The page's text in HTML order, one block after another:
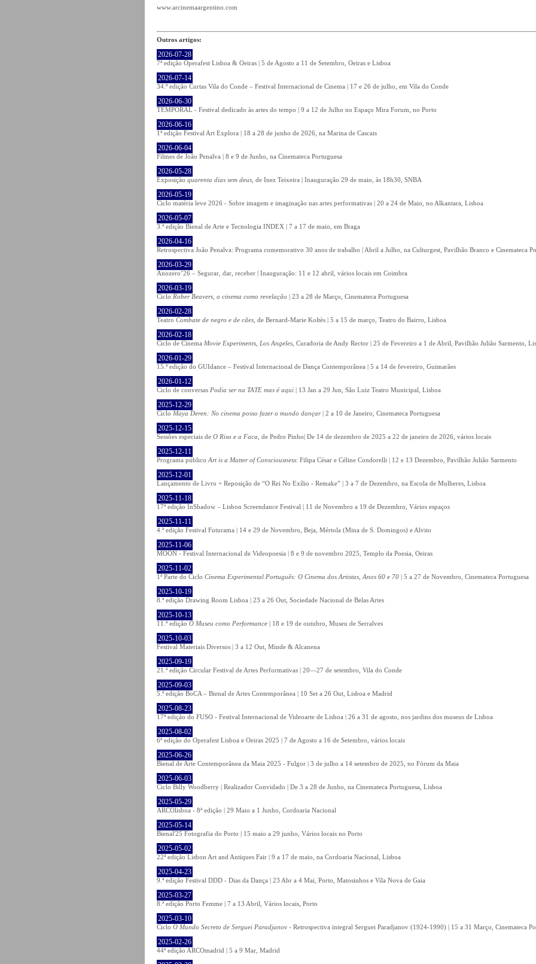
www.arcinemaargentino.com
Outros artigos:
2026-07-28
7ª edição Operafest Lisboa & Oeiras | 5 de Agosto a 11 de Setembro, Oeiras e Lisboa
2026-07-14
34.ª edição Curtas Vila do Conde – Festival Internacional de Cinema | 17 e 26 de julho, em Vila do Conde
2026-06-30
TEMPORAL - Festival dedicado às artes do tempo | 9 a 12 de Julho no Espaço Mira Forum, no Porto
2026-06-16
1ª edição Festival Art Explora | 18 a 28 de junho de 2026, na Marina de Cascais
2026-06-04
Filmes de João Penalva | 8 e 9 de Junho, na Cinemateca Portuguesa
2026-05-28
Exposição quarenta dias sem deus , de Inez Teixeira | Inauguração 29 de maio, às 18h30, SNBA
2026-05-19
Ciclo matéria leve 2026 - Sobre imagem e imaginação nas artes performativas | 20 a 24 de Maio, no Alkantara, Lisboa
2026-05-07
3.ª edição Bienal de Arte e Tecnologia INDEX | 7 a 17 de maio, em Braga
2026-04-16
Retrospectiva João Penalva: Programa comemorativo 30 anos de trabalho | Abril a Julho, na Culturgest, Pavilhão Branco e Cinemateca
2026-03-29
Anozero’26 – Segurar, dar, receber | Inauguração: 11 e 12 abril, vários locais em Coimbra
2026-03-19
Ciclo Rober Beavers, o cinema como revelação | 23 a 28 de Março, Cinemateca Portuguesa
2026-02-28
Teatro Combate de negro e de cães , de Bernard-Marie Koltès | 5 a 15 de março, Teatro do Bairro, Lisboa
2026-02-18
Ciclo de Cinema Movie Experiments, Los Angeles , Curadoria de Andy Rector | 25 de Fevereiro a 1 de Abril, Pavilhão Julião Sarmento,
2026-01-29
15.ª edição do GUIdance – Festival Internacional de Dança Contemporânea | 5 a 14 de fevereiro, Guimarães
2026-01-12
Ciclo de conversas Podia ser na TATE mas é aqui | 13 Jan a 29 Jun, São Luiz Teatro Municipal, Lisboa
2025-12-29
Ciclo Maya Deren: No cinema posso fazer o mundo dançar| 2 a 10 de Janeiro, Cinemateca Portuguesa
2025-12-15
Sessões especiais de O Riso e a Faca , de Pedro Pinho| De 14 de dezembro de 2025 a 22 de janeiro de 2026, vários locais
2025-12-11
Programa público Art is a Matter of Consciousness: Filipa César e Céline Condorelli | 12 e 13 Dezembro, Pavilhão Julião Sarmento
2025-12-01
Lançamento de Livro + Reposição de “O Rei No Exílio - Remake” | 3 a 7 de Dezembro, na Escola de Mulheres, Lisboa
2025-11-18
17ª edição InShadow – Lisbon Screendance Festival | 11 de Novembro a 19 de Dezembro, Vários espaços
2025-11-11
4.ª edição Festival Futurama | 14 e 29 de Novembro, Beja, Mértola (Mina de S. Domingos) e Alvito
2025-11-06
MOON - Festival Internacional de Videopoesia | 8 e 9 de novembro 2025, Templo da Poesia, Oeiras
2025-11-02
1ª Parte do Ciclo Cinema Experimental Português: O Cinema dos Artistas, Anos 60 e 70 | 5 a 27 de Novembro, Cinemateca Portuguesa
2025-10-19
8.ª edição Drawing Room Lisboa | 23 a 26 Out, Sociedade Nacional de Belas Artes
2025-10-13
11.ª edição O Museu como Performance | 18 e 19 de outubro, Museu de Serralves
2025-10-03
Festival Materiais Diversos | 3 a 12 Out, Minde & Alcanena
2025-09-19
21.ª edição Circular Festival de Artes Performativas | 20—27 de setembro, Vila do Conde
2025-09-03
5.ª edição BoCA – Bienal de Artes Contemporânea | 10 Set a 26 Out, Lisboa e Madrid
2025-08-23
17ª edição do FUSO - Festival Internacional de Videoarte de Lisboa | 26 a 31 de agosto, nos jardins dos museus de Lisboa
2025-08-02
6ª edição do Operafest Lisboa e Oeiras 2025 | 7 de Agosto a 16 de Setembro, vários locais
2025-06-26
Bienal de Arte Contemporânea da Maia 2025 - Fulgor | 3 de julho a 14 setembro de 2025, no Fórum da Maia
2025-06-03
Ciclo Billy Woodberry | Realizador Convidado | De 3 a 28 de Junho, na Cinemateca Portuguesa, Lisboa
2025-05-29
ARCOlisboa - 8ª edição | 29 Maio a 1 Junho, Cordoaria Nacional
2025-05-14
Bienal'25 Fotografia do Porto | 15 maio a 29 junho, Vários locais no Porto
2025-05-02
22ª edição Lisbon Art and Antiques Fair | 9 a 17 de maio, na Cordoaria Nacional, Lisboa
2025-04-23
9.ª edição Festival DDD - Dias da Dança | 23 Abr a 4 Mai, Porto, Matosinhos e Vila Nova de Gaia
2025-03-27
8.ª edição Porto Femme | 7 a 13 Abril, Vários locais, Porto
2025-03-10
Ciclo O Mundo Secreto de Serguei Paradjanov - Retrospectiva integral Serguei Paradjanov (1924-1990) | 15 a 31 Março, Cinemateca
2025-02-26
44ª edição ARCOmadrid | 5 a 9 Mar, Madrid